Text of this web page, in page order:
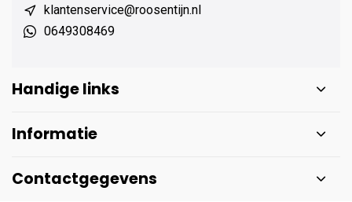
klantenservice@roosentijn.nl
0649308469
Handige links
Informatie
Contactgegevens